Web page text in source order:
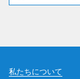
私たちについて